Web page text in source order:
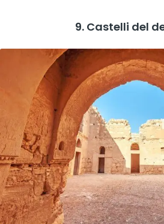
9. Castelli del